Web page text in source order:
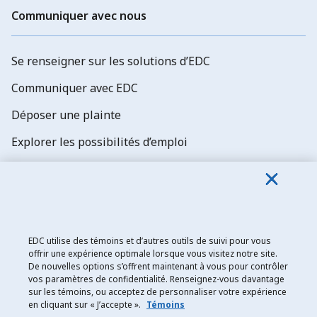
Communiquer avec nous
Se renseigner sur les solutions d’EDC
Communiquer avec EDC
Déposer une plainte
Explorer les possibilités d’emploi
Exportation et développement Canada
Énoncé de confidentialité
EDC utilise des témoins et d’autres outils de suivi pour vous
offrir une expérience optimale lorsque vous visitez notre site.
De nouvelles options s’offrent maintenant à vous pour contrôler
vos paramètres de confidentialité. Renseignez-vous davantage
sur les témoins, ou acceptez de personnaliser votre expérience
en cliquant sur « J’accepte ». Témoins